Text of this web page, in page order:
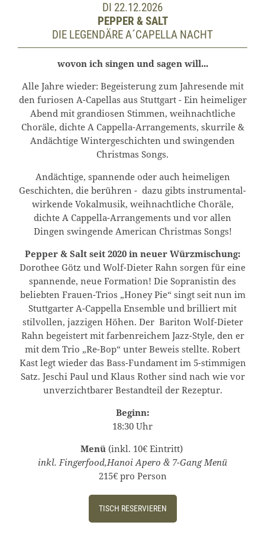
DI 22.12.2026
PEPPER & SALT
DIE LEGENDÄRE A´CAPELLA NACHT
wovon ich singen und sagen will...
Alle Jahre wieder: Begeisterung zum Jahresende mit
den furiosen A-Capellas aus Stuttgart - Ein heimeliger
Abend mit grandiosen Stimmen, weihnachtliche
Choräle, dichte A Cappella-Arrangements, skurrile &
Andächtige Wintergeschichten und swingenden
Christmas Songs.
Andächtige, spannende oder auch heimeligen
Geschichten, die berühren - dazu gibts instrumental-
wirkende Vokalmusik, weihnachtliche Choräle,
dichte A Cappella-Arrangements und vor allen
Dingen swingende American Christmas Songs!
Pepper & Salt seit 2020 in neuer Würzmischung:
Dorothee Götz und Wolf-Dieter Rahn sorgen für eine
spannende, neue Formation! Die Sopranistin des
beliebten Frauen-Trios „Honey Pie“ singt seit nun im
Stuttgarter A-Cappella Ensemble und brilliert mit
stilvollen, jazzigen Höhen. Der Bariton Wolf-Dieter
Rahn begeistert mit farbenreichem Jazz-Style, den er
mit dem Trio „Re-Bop“ unter Beweis stellte. Robert
Kast legt wieder das Bass-Fundament im 5-stimmigen
Satz. Jeschi Paul und Klaus Rother sind nach wie vor
unverzichtbarer Bestandteil der Rezeptur.
Beginn:
18:30 Uhr
Menü (inkl. 10€ Eintritt)
inkl. Fingerfood,Hanoi Apero & 7-Gang Menü
215€ pro Person
TISCH RESERVIEREN